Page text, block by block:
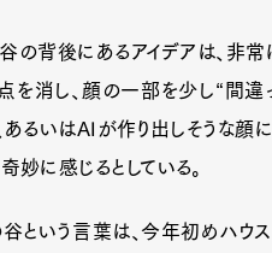
の背後にあるアイデアは、非
点を消し、顔の一部を少し“間
るいはAIが作り出しそうな顔
に感じるとしている。
という言葉は、今年初めハウ